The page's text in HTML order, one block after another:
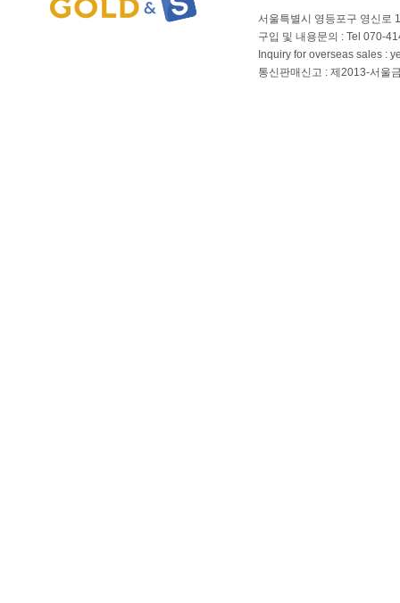
서울특별시 영등포구 영신로
구입 및 내용문의 : Tel 070-
Inquiry for overseas sales :
통신판매신고 : 제2013-서울